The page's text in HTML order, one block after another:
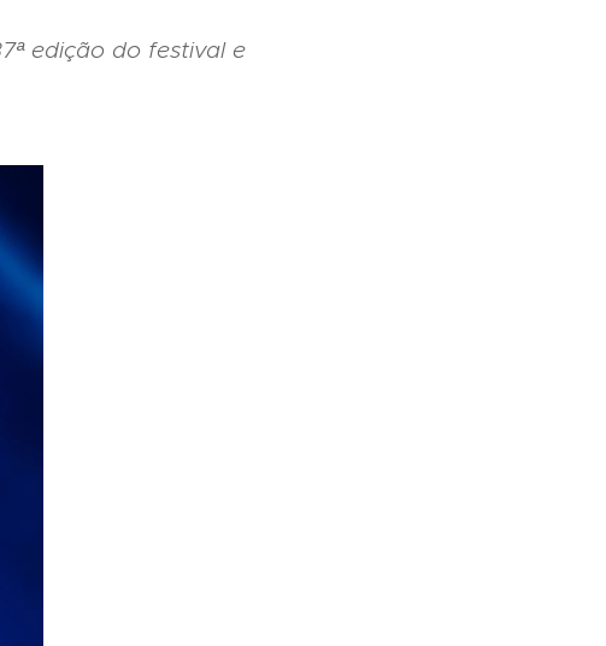
edição do festival e